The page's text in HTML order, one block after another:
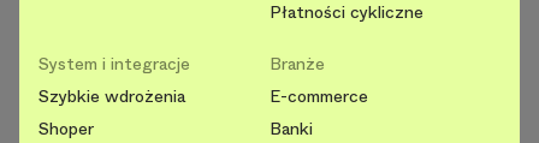
Płatności cykliczne
System i integracje
Szybkie wdrożenia
Shoper
Branże
E-commerce
Banki